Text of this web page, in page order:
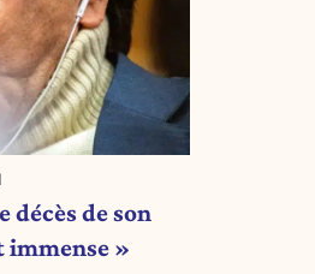
décès de son
immense »